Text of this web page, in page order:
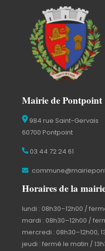
Mairie de Pontpoint
984 rue Saint-Gervais
60700 Pontpoint
03 44 72 24 61
Horaires de la
lundi : 08h30–12h00 /
mardi : 08h30–12h00 /
mercredi : 08h30–12h00,
jeudi : fermé le matin /